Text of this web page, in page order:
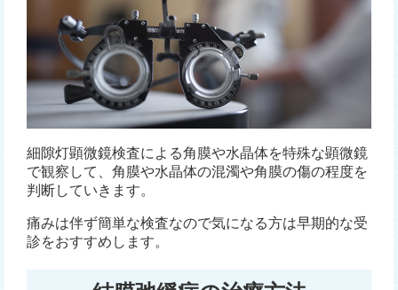
細隙灯顕微鏡検査による角膜や水晶体を特殊な顕微鏡
で観察して、角膜や水晶体の混濁や角膜の傷の程度を
判断していきます。
痛みは伴ず簡単な検査なので気になる方は早期的な受
診をおすすめします。